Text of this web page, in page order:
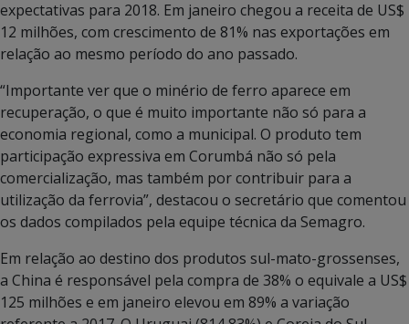
expectativas para 2018. Em janeiro chegou a receita de US$
12 milhões, com crescimento de 81% nas exportações em
relação ao mesmo período do ano passado.
“Importante ver que o minério de ferro aparece em
recuperação, o que é muito importante não só para a
economia regional, como a municipal. O produto tem
participação expressiva em Corumbá não só pela
comercialização, mas também por contribuir para a
utilização da ferrovia”, destacou o secretário que comentou
os dados compilados pela equipe técnica da Semagro.
Em relação ao destino dos produtos sul-mato-grossenses,
a China é responsável pela compra de 38% o equivale a US$
125 milhões e em janeiro elevou em 89% a variação